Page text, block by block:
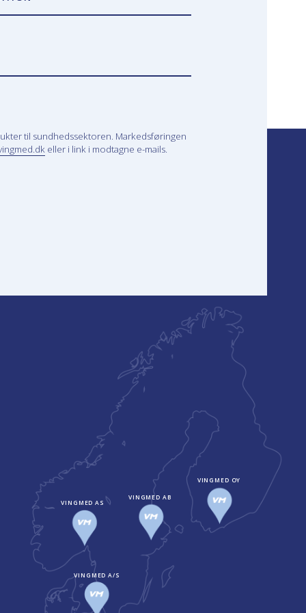
til sundhedssektoren. Markedsføringen
eller i link i modtagne e-mails.
VINGMED A/S
VINGMED AS
VINGMED AB
VINGMED OY